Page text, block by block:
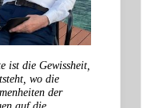
ist die Gewissheit,
wo die
der